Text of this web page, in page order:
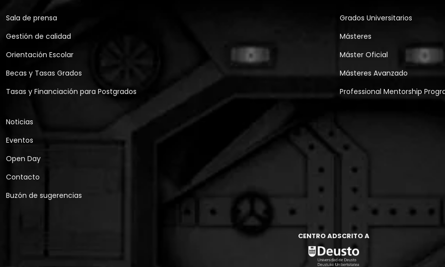
Sala de prensa
Gestión de calidad
Orientación Escolar
Becas y Tasas Grados
Tasas y Financiación para Postgrados
Grados Universitarios
Másteres
Máster Oficial
Másteres Avanzado
Professional Mentorship
Noticias
Eventos
Open Day
Contacto
Buzón de sugerencias
CENTRO ADSCRITO A